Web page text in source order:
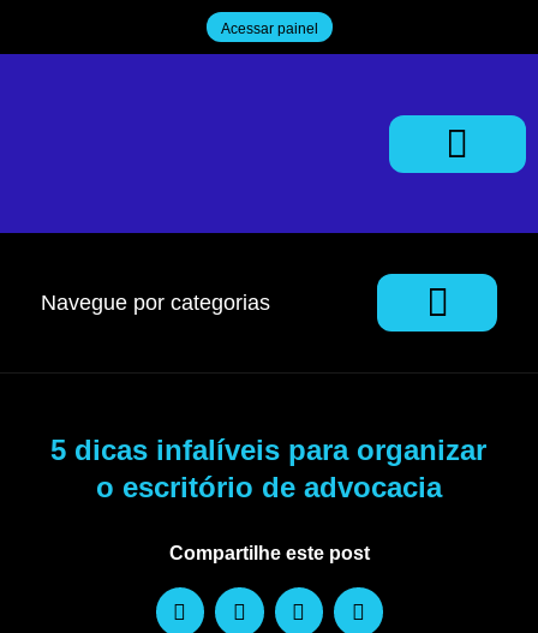
Acessar painel
Navegue por categorias
5 dicas infalíveis para organizar
o escritório de advocacia
Compartilhe este post